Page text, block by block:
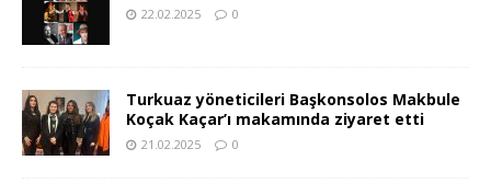
22.02.2025 0
Turkuaz yöneticileri Başkonsolos Makbule
Koçak Kaçar’ı makamında ziyaret etti
21.02.2025 0